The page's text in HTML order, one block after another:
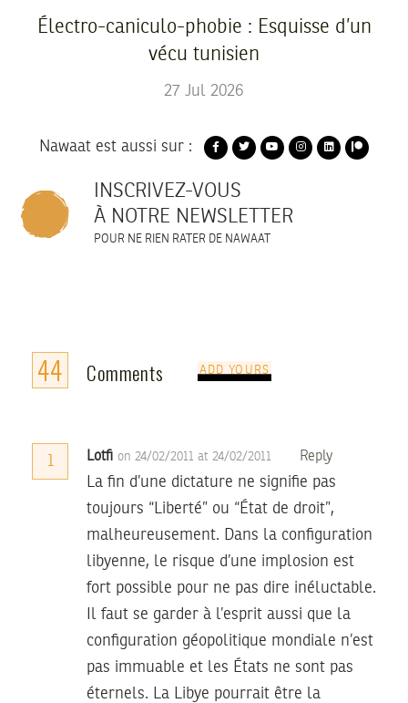
Électro-caniculo-phobie : Esquisse d’un
vécu tunisien
27 Jul 2026
Nawaat est aussi sur :
INSCRIVEZ-VOUS
À NOTRE NEWSLETTER
POUR NE RIEN RATER DE NAWAAT
44 Comments ADD YOURS
1 Lotfi on 24/02/2011 at 24/02/2011 Reply
La fin d’une dictature ne signifie pas
toujours “Liberté” ou “État de droit”,
malheureusement. Dans la configuration
libyenne, le risque d’une implosion est
fort possible pour ne pas dire inéluctable.
Il faut se garder à l’esprit aussi que la
configuration géopolitique mondiale n’est
pas immuable et les États ne sont pas
éternels. La Libye pourrait être la